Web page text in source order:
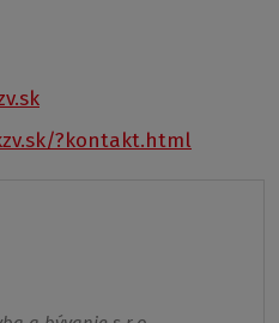
?kontakt.html